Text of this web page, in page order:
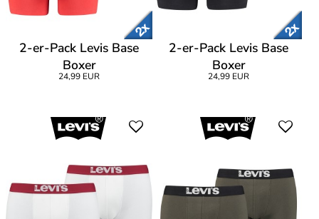
2-er-Pack Levis Base
Boxer
24,99 EUR
2-er-Pack Levis Base
Boxer
24,99 EUR